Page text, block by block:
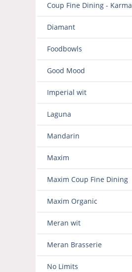
Coup Fine Dining - Karma
Diamant
Foodbowls
Good Mood
Imperial wit
Laguna
Mandarin
Maxim
Maxim Coup Fine Dining
Maxim Organic
Meran wit
Meran Brasserie
No Limits